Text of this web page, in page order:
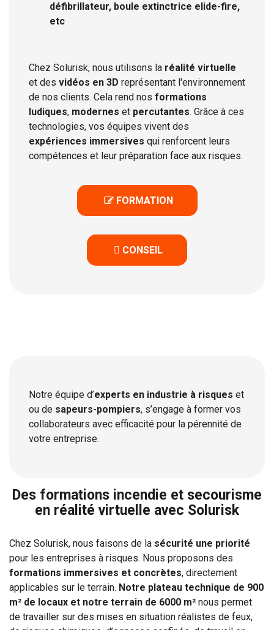
défibrillateur, boule extinctrice elide-fire,
etc
Chez Solurisk, nous utilisons la réalité virtuelle
et des vidéos en 3D représentant l'environnement
de nos clients. Cela rend nos formations
ludiques, modernes et percutantes. Grâce à ces
technologies, vos équipes vivent des
expériences immersives qui renforcent leurs
compétences et leur préparation face aux risques.
 FORMATION
 CONSEIL
Des formations incendie et secourisme
en réalité virtuelle avec Solurisk
Chez Solurisk, nous faisons de la sécurité une priorité
pour les entreprises à risques. Nous proposons des
formations immersives et concrètes, directement
applicables sur le terrain. Notre plateau technique de 900
m² de locaux et notre terrain de 6000 m² nous permet
de travailler sur des mises en situation réalistes de feux,
Notre équipe d’experts en industrie à risques et
ou de sapeurs-pompiers, s’engage à former vos
collaborateurs avec efficacité pour la pérennité de
votre entreprise.